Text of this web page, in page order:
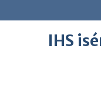
to
IHS